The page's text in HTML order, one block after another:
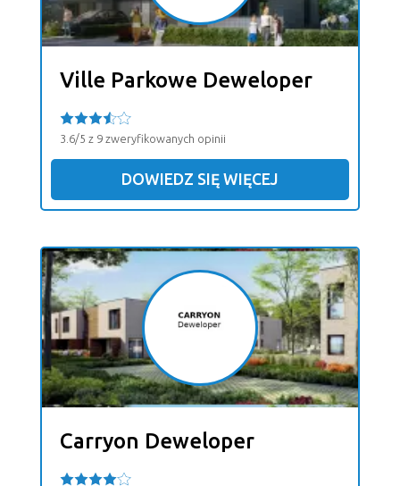
Ville Parkowe Deweloper
3.6/5 z 9 zweryfikowanych opinii
DOWIEDZ SIĘ WIĘCEJ
Carryon Deweloper